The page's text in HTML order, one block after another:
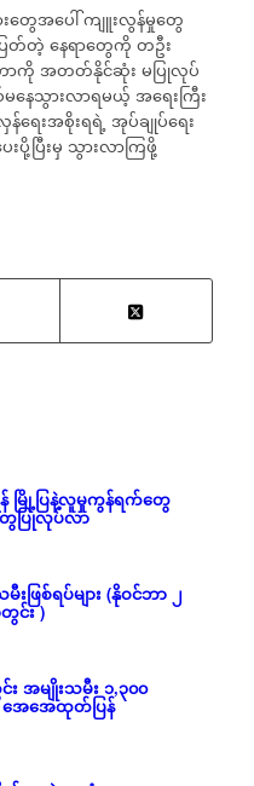
တွေအပေါ် ကျူးလွန်မှုတွေ
တဲ့ နေရာတွေကို တဦး
ာကို အတတ်နိုင်ဆုံး မပြုလုပ်
စ်မနေသွားလာရမယ့် အရေးကြီး
ရေးအစိုးရရဲ့ အုပ်ချုပ်ရေး
ပြီးမှ သွားလာကြဖို့
မြို့ပြနဲ့လူမှုကွန်ရက်တွေ
ေပြုလုပ်လာ
ြစ်ရပ်များ (နိုဝင်ဘာ ၂
င်း )
အမျိုးသမီး ၁,၃၀၀
အေအေထုတ်ပြန်